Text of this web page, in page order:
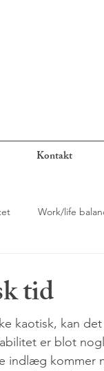
Kontakt
Work/life
Skole Motion
tid
kaotisk, kan
er blot
indlæg kommer